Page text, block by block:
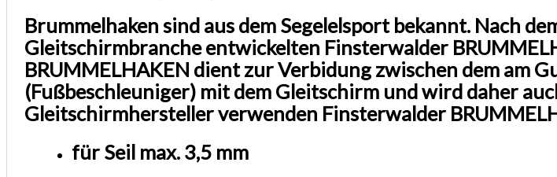
Brummelhaken sind aus dem Segelelsport bekannt. Nach
Gleitschirmbranche entwickelten Finsterwalder
BRUMMELHAKEN dient zur Verbidung zwischen dem am
(Fußbeschleuniger) mit dem Gleitschirm und wird daher
Gleitschirmhersteller verwenden Finsterwalder
für Seil max. 3,5 mm